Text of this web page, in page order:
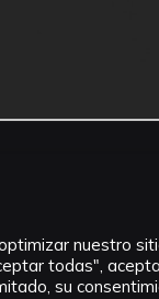
nuestro
todas",
su